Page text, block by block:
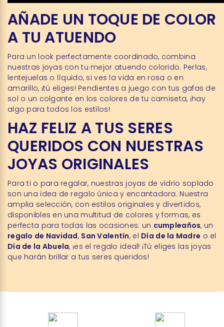
AÑADE UN TOQUE DE COLOR
A TU ATUENDO
Para un look perfectamente coordinado, combina
nuestras joyas con tu mejor atuendo colorido. Perlas,
lentejuelas o líquido, si ves la vida en rosa o en
amarillo, ¡tú eliges! Pendientes a juego con tus gafas de
sol o un colgante en los colores de tu camiseta, ¡hay
algo para todos los estilos!
HAZ FELIZ A TUS SERES
QUERIDOS CON NUESTRAS
JOYAS ORIGINALES
Para ti o para regalar, nuestras joyas de vidrio soplado
son una idea de regalo única y encantadora. Nuestra
amplia selección, con estilos originales y divertidos,
disponibles en una multitud de colores y formas, es
perfecta para todas las ocasiones: un cumpleaños, un
regalo de Navidad, San Valentín, el Día de la Madre o el
Día de la Abuela, ¡es el regalo ideal! ¡Tú eliges las joyas
que harán brillar a tus seres queridos!